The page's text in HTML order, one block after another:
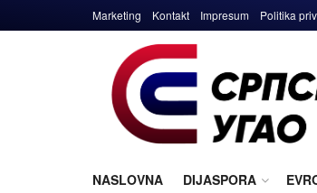
Marketing Kontakt Impresum Politika
NASLOVNA DIJASPORA